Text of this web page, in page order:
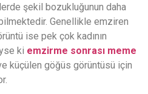
şekil bozukluğunun daha
Genellikle emziren
ise pek çok kadının
ki emzirme sonrası meme
küçülen göğüs görüntüsü için